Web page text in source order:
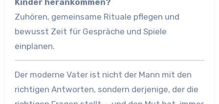
Kinder herankommen?
Zuhören, gemeinsame Rituale pflegen und
bewusst Zeit für Gespräche und Spiele
einplanen.
Der moderne Vater ist nicht der Mann mit den
richtigen Antworten, sondern derjenige, der die